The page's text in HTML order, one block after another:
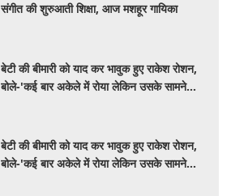
संगीत की शुरुआती शिक्षा, आज मशहूर गायिका
बेटी की बीमारी को याद कर भावुक हुए राकेश रोशन,
बोले-'कई बार अकेले में रोया लेकिन उसके सामने
बेटी की बीमारी को याद कर भावुक हुए राकेश रोशन,
बोले-'कई बार अकेले में रोया लेकिन उसके सामने